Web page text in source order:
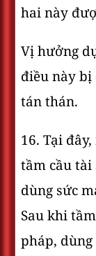
hai này
Vị hưởng
điều này
tán thán.
16. Tại
tầm cầu tài
dùng sức
Sau khi
pháp,